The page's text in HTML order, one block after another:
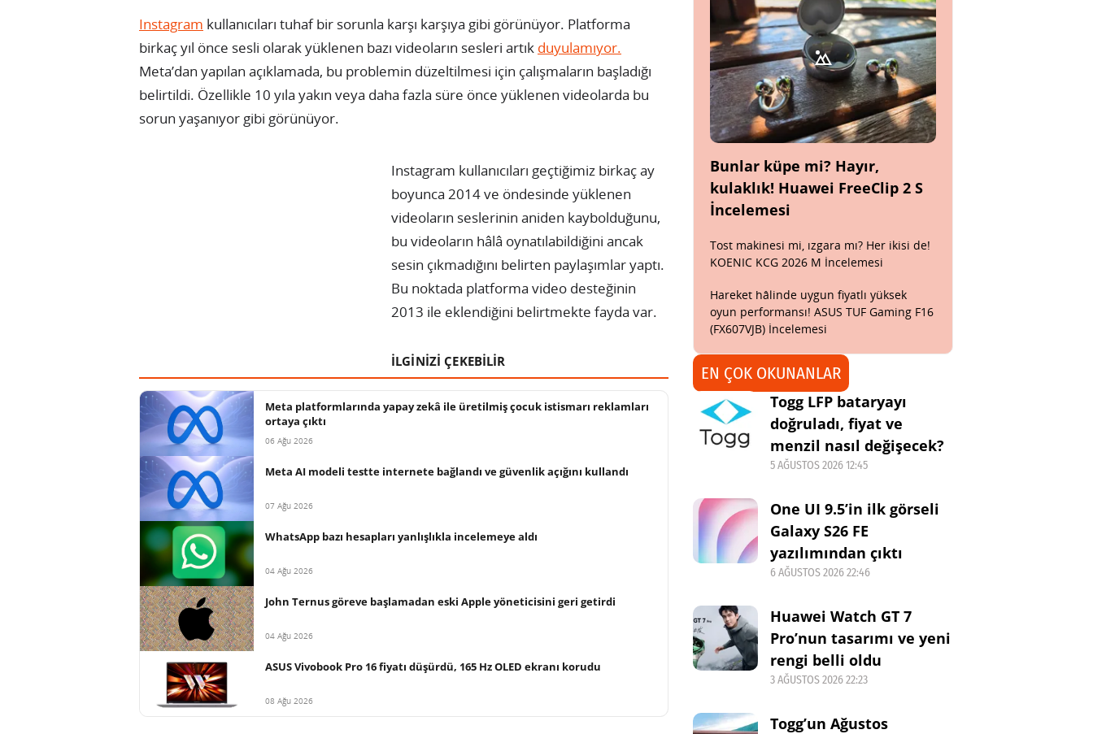
Instagram kullanıcıları tuhaf bir sorunla karşı karşıya gibi görünüyor. Platforma
birkaç yıl önce sesli olarak yüklenen bazı videoların sesleri artık duyulamıyor.
Meta’dan yapılan açıklamada, bu problemin düzeltilmesi için çalışmaların başladığı
belirtildi. Özellikle 10 yıla yakın veya daha fazla süre önce yüklenen videolarda bu
sorun yaşanıyor gibi görünüyor.
Instagram kullanıcıları geçtiğimiz birkaç ay
boyunca 2014 ve öndesinde yüklenen
videoların seslerinin aniden kaybolduğunu,
bu videoların hâlâ oynatılabildiğini ancak
sesin çıkmadığını belirten paylaşımlar yaptı.
Bu noktada platforma video desteğinin
2013 ile eklendiğini belirtmekte fayda var.
İLGİNİZİ ÇEKEBİLİR
Meta platformlarında yapay zekâ ile üretilmiş çocuk istismarı reklamları
ortaya çıktı
06 Ağu 2026
Meta AI modeli testte internete bağlandı ve güvenlik açığını kullandı
07 Ağu 2026
WhatsApp bazı hesapları yanlışlıkla incelemeye aldı
04 Ağu 2026
John Ternus göreve başlamadan eski Apple yöneticisini geri getirdi
04 Ağu 2026
ASUS Vivobook Pro 16 fiyatı düşürdü, 165 Hz OLED ekranı korudu
08 Ağu 2026
Bunlar küpe mi? Hayır,
kulaklık! Huawei FreeClip 2 S
İncelemesi
Tost makinesi mi, ızgara mı? Her ikisi de!
KOENIC KCG 2026 M İncelemesi
Hareket hâlinde uygun fiyatlı yüksek
oyun performansı! ASUS TUF Gaming F16
(FX607VJB) İncelemesi
EN ÇOK OKUNANLAR
Togg LFP bataryayı
doğruladı, fiyat ve
menzil nasıl değişecek?
5 AĞUSTOS 2026 12:45
One UI 9.5’in ilk görseli
Galaxy S26 FE
yazılımından çıktı
6 AĞUSTOS 2026 22:46
Huawei Watch GT 7
Pro’nun tasarımı ve yeni
rengi belli oldu
3 AĞUSTOS 2026 22:23
Togg’un Ağustos